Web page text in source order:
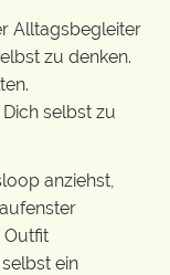
Alltagsbegleiter
zu denken.
selbst zu
anziehst,
Outfit
ein